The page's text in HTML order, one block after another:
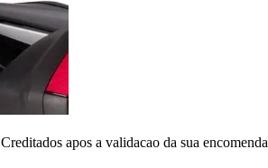
Creditados apos a validacao da sua encomenda